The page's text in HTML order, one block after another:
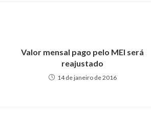
Valor mensal pago pelo MEI será
reajustado
14 de janeiro de 2016